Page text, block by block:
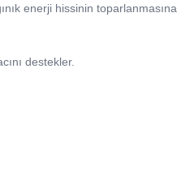
enerji hissinin toparlanmasına
destekler.